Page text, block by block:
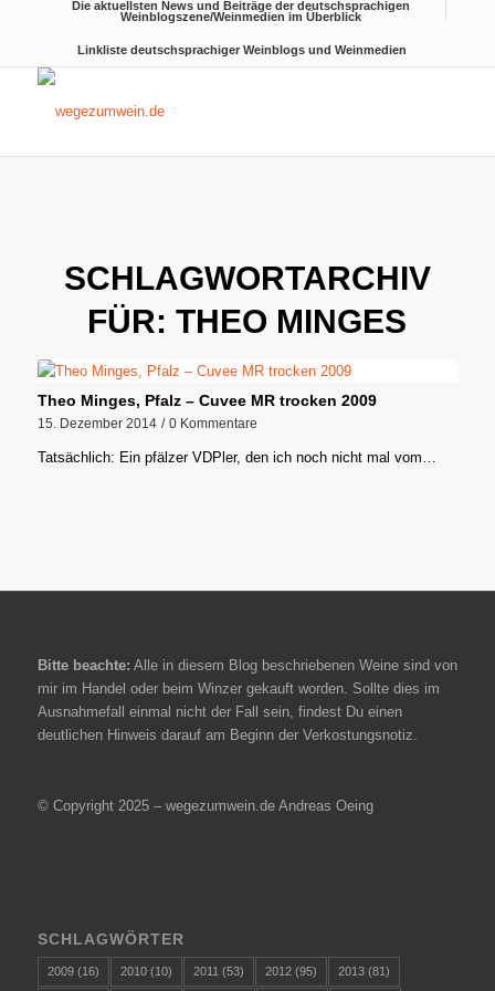
Die aktuellsten News und Beiträge der deutschsprachigen
Weinblogszene/Weinmedien im Überblick
Linkliste deutschsprachiger Weinblogs und Weinmedien
SCHLAGWORTARCHIV
FÜR:THEO MINGES
Theo Minges, Pfalz – Cuvee MR trocken 2009
15. Dezember 2014 / 0 Kommentare
Tatsächlich: Ein pfälzer VDPler, den ich noch nicht mal vom…
Bitte beachte: Alle in diesem Blog beschriebenen Weine sind von
mir im Handel oder beim Winzer gekauft worden. Sollte dies im
Ausnahmefall einmal nicht der Fall sein, findest Du einen
deutlichen Hinweis darauf am Beginn der Verkostungsnotiz.
© Copyright 2025 – wegezumwein.de Andreas Oeing
SCHLAGWÖRTER
2009(16) 2010(10) 2011 (53) 2012(95) 2013(81)